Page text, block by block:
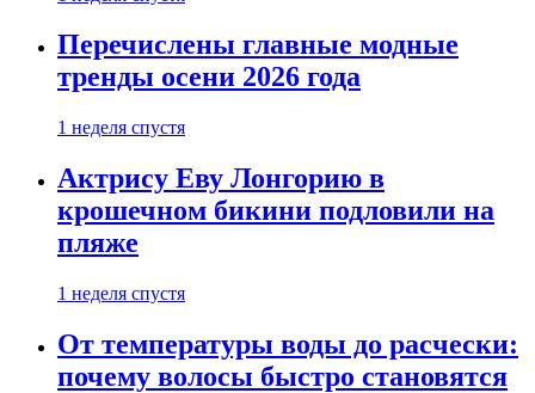
Перечислены главные модные
тренды осени 2026 года
1 неделя спустя
Актрису Еву Лонгорию в
крошечном бикини подловили на
пляже
1 неделя спустя
От температуры воды до расчески:
почему волосы быстро становятся